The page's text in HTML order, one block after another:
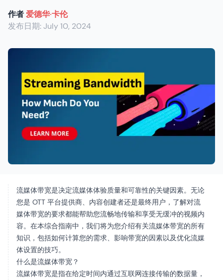
作者爱德华·卡伦
发布日期:July 10, 2024
流媒体带宽是决定流媒体体验质量和可靠性的关键因素。无论
您是 OTT 平台提供商、内容创建者还是最终用户，了解对流
媒体带宽的要求都能帮助您流畅地传输和享受无缓冲的视频内
容。在本综合指南中，我们将为您介绍有关流媒体带宽的所有
知识，包括如何计算您的需求、影响带宽的因素以及优化流媒
体设置的技巧。
什么是流媒体带宽？
流媒体带宽是指在给定时间内通过互联网连接传输的数据量，